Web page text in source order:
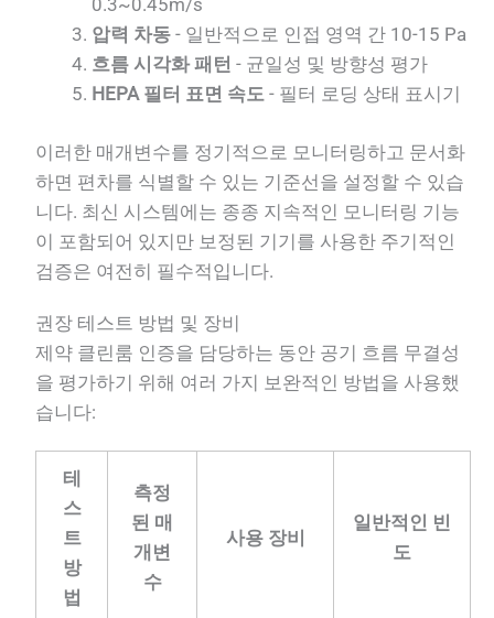
0.3~0.45m/s
압력 차동 - 일반적으로 인접 영역 간 10-15 Pa
흐름 시각화 패턴 - 균일성 및 방향성 평가
HEPA 필터 표면 속도 - 필터 로딩 상태 표시기
이러한 매개변수를 정기적으로 모니터링하고 문서화
하면 편차를 식별할 수 있는 기준선을 설정할 수 있습
니다. 최신 시스템에는 종종 지속적인 모니터링 기능
이 포함되어 있지만 보정된 기기를 사용한 주기적인
검증은 여전히 필수적입니다.
권장 테스트 방법 및 장비
제약 클린룸 인증을 담당하는 동안 공기 흐름 무결성
을 평가하기 위해 여러 가지 보완적인 방법을 사용했
습니다:
테
스
트
방
법
측정
된 매
개변
수
사용 장비
일반적인 빈
도